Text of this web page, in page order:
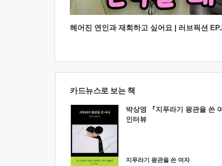
헤어진 연인과 재회하고 싶어요 | 러브픽션
카드뉴스로 보는 책
박상영 『지푸라기 왕관을 쓴
인터뷰
지푸라기 왕관을 쓴 여자